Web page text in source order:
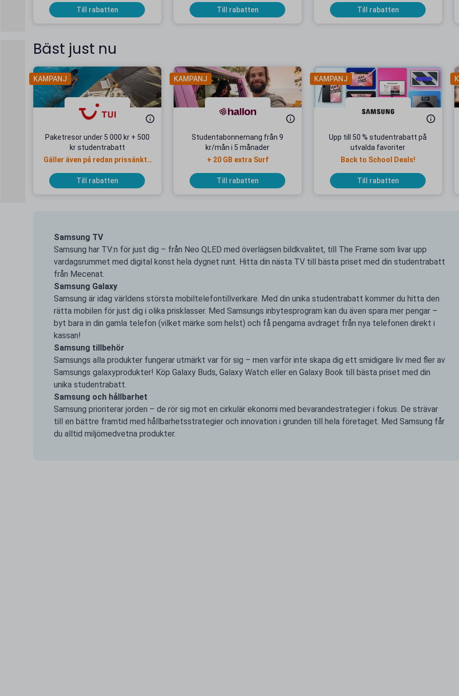
Till rabatten Till rabatten
Till rabatten
Bäst just nu
KAMPANJ
Paketresor under 5 000 kr + 500
kr studentrabatt
Gäller även på redan prissänkta
Till rabatten
KAMPANJ
Studentabonnemang från 9
kr/mån i 5 månader
+ 20 GB extra Surf
Till rabatten
KAMPANJ
Upp till 50 % studentrabatt på
utvalda favoriter
Back to School Deals!
Till rabatten
Samsung TV
Samsung har TV:n för just dig – från Neo QLED med överlägsen bildkvalitet, till The Frame som livar upp
vardagsrummet med digital konst hela dygnet runt. Hitta din nästa TV till bästa priset med din studentrabatt
från Mecenat.
Samsung Galaxy
Samsung är idag världens största mobiltelefontillverkare. Med din unika studentrabatt kommer du hitta den
rätta mobilen för just dig i olika prisklasser. Med Samsungs inbytesprogram kan du även spara mer pengar –
byt bara in din gamla telefon (vilket märke som helst) och få pengarna avdraget från nya telefonen direkt i
kassan!
Samsung tillbehör
Samsungs alla produkter fungerar utmärkt var för sig – men varför inte skapa dig ett smidigare liv med fler av
Samsungs galaxyprodukter! Köp Galaxy Buds, Galaxy Watch eller en Galaxy Book till bästa priset med din
unika studentrabatt.
Samsung och hållbarhet
Samsung prioriterar jorden – de rör sig mot en cirkulär ekonomi med bevarandestrategier i fokus. De strävar
till en bättre framtid med hållbarhetsstrategier och innovation i grunden till hela företaget. Med Samsung får
du alltid miljömedvetna produkter.